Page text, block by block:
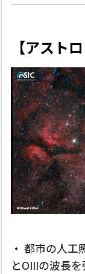
【アスト
・ 都市の人工
とOIIIの波長を